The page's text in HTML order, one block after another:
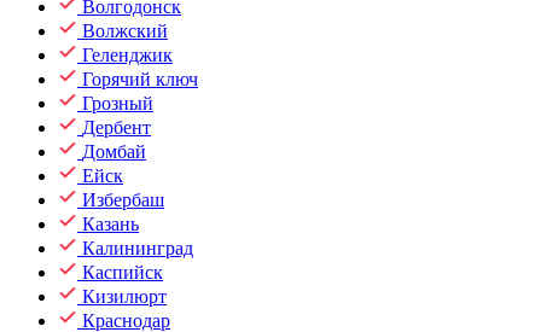
Волгодонск
Волжский
Геленджик
Горячий ключ
Грозный
Дербент
Домбай
Ейск
Избербаш
Казань
Калининград
Каспийск
Кизилюрт
Краснодар